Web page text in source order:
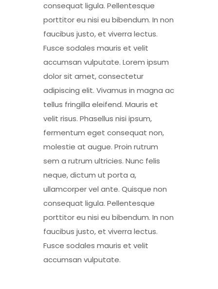
consequat ligula. Pellentesque
porttitor eu nisi eu bibendum. In non
faucibus justo, et viverra lectus.
Fusce sodales mauris et velit
accumsan vulputate. Lorem ipsum
dolor sit amet, consectetur
adipiscing elit. Vivamus in magna ac
tellus fringilla eleifend. Mauris et
velit risus. Phasellus nisi ipsum,
fermentum eget consequat non,
molestie at augue. Proin rutrum
sem a rutrum ultricies. Nunc felis
neque, dictum ut porta a,
ullamcorper vel ante. Quisque non
consequat ligula. Pellentesque
porttitor eu nisi eu bibendum. In non
faucibus justo, et viverra lectus.
Fusce sodales mauris et velit
accumsan vulputate.